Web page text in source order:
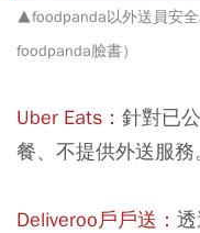
▲foodpanda以外送員安全
foodpanda臉書）
Uber Eats ： 針對已
餐、不提供外送服務
Deliveroo戶戶送 ：